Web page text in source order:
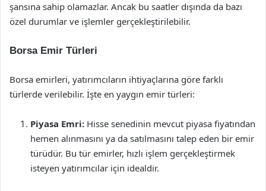
şansına sahip olamazlar. Ancak bu saatler dışında da bazı
özel durumlar ve işlemler gerçekleştirilebilir.
Borsa Emir Türleri
Borsa emirleri, yatırımcıların ihtiyaçlarına göre farklı
türlerde verilebilir. İşte en yaygın emir türleri:
Piyasa Emri: Hisse senedinin mevcut piyasa fiyatından
hemen alınmasını ya da satılmasını talep eden bir emir
türüdür. Bu tür emirler, hızlı işlem gerçekleştirmek
isteyen yatırımcılar için idealdir.